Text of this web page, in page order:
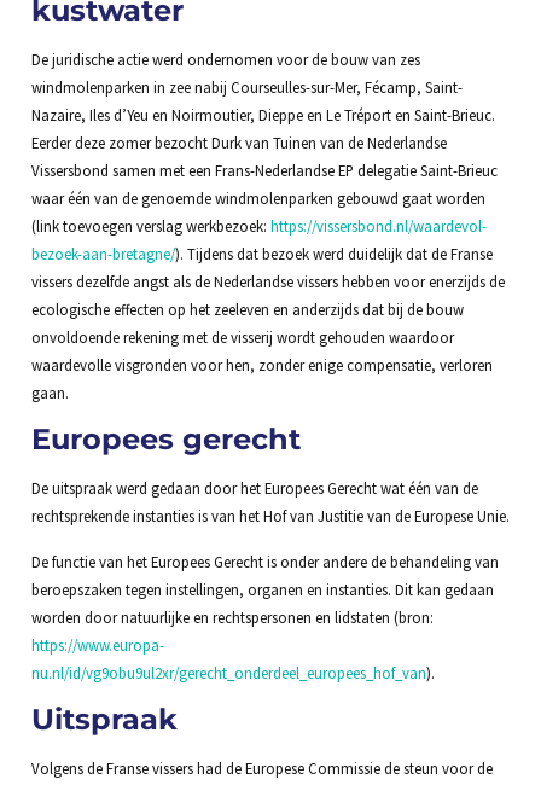
kustwater
De juridische actie werd ondernomen voor de bouw van zes
windmolenparken in zee nabij Courseulles-sur-Mer, Fécamp, Saint-
Nazaire, Iles d’Yeu en Noirmoutier, Dieppe en Le Tréport en Saint-Brieuc.
Eerder deze zomer bezocht Durk van Tuinen van de Nederlandse
Vissersbond samen met een Frans-Nederlandse EP delegatie Saint-Brieuc
waar één van de genoemde windmolenparken gebouwd gaat worden
(link toevoegen verslag werkbezoek: https://vissersbond.nl/waardevol-
bezoek-aan-bretagne/). Tijdens dat bezoek werd duidelijk dat de Franse
vissers dezelfde angst als de Nederlandse vissers hebben voor enerzijds de
ecologische effecten op het zeeleven en anderzijds dat bij de bouw
onvoldoende rekening met de visserij wordt gehouden waardoor
waardevolle visgronden voor hen, zonder enige compensatie, verloren
gaan.
Europees gerecht
De uitspraak werd gedaan door het Europees Gerecht wat één van de
rechtsprekende instanties is van het Hof van Justitie van de Europese Unie.
De functie van het Europees Gerecht is onder andere de behandeling van
beroepszaken tegen instellingen, organen en instanties. Dit kan gedaan
worden door natuurlijke en rechtspersonen en lidstaten (bron:
https://www.europa-
nu.nl/id/vg9obu9ul2xr/gerecht_onderdeel_europees_hof_van).
Uitspraak
Volgens de Franse vissers had de Europese Commissie de steun voor de